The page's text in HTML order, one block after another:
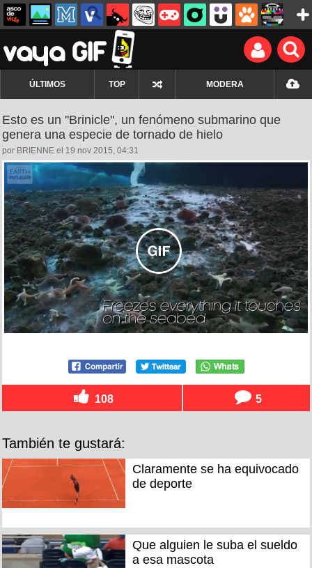
ÚLTIMOS TOP MODERA
Esto es un ''Brinicle'', un fenómeno submarino que
genera una especie de tornado de hielo
por BRIENNE el 19 nov 2015, 04:31
108 5
También te gustará:
Claramente se ha equivocado
de deporte
Que alguien le suba el sueldo
a esa mascota